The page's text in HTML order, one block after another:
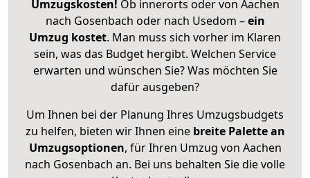
Umzugskosten! Ob innerorts oder von Aachen
nach Gosenbach oder nach Usedom –ein
Umzug kostet. Man muss sich vorher im Klaren
sein, was das Budget hergibt. Welchen Service
erwarten und wünschen Sie? Was möchten Sie
dafür ausgeben?
Um Ihnen bei der Planung Ihres Umzugsbudgets
zu helfen, bieten wir Ihnen eine breite Palette an
Umzugsoptionen, für Ihren Umzug von Aachen
nach Gosenbach an. Bei uns behalten Sie die volle